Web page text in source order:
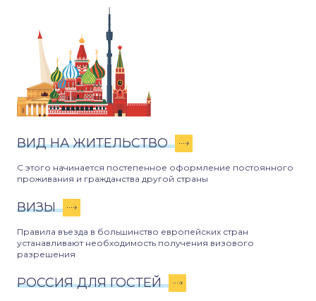
ВИД НА ЖИТЕЛЬСТВО
С этого начинается постепенное оформление постоянного
проживания и гражданства другой страны
ВИЗЫ
Правила въезда в большинство европейских стран
устанавливают необходимость получения визового
разрешения
РОССИЯ ДЛЯ ГОСТЕЙ